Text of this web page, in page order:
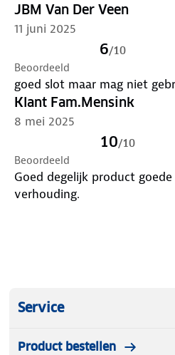
JBM Van Der Veen
11 juni 2025
6/10
Beoordeeld
goed slot maar mag niet
Klant Fam.Mensink
8 mei 2025
10/10
Beoordeeld
Goed degelijk product goede prijs/ kwaliteit
verhouding.
Service
Product bestellen